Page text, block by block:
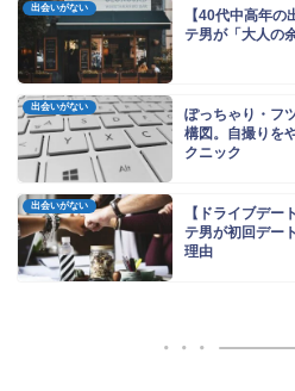
出会いがない
【40代中高年
テ男が「大人の
出会いがない
ぽっちゃり・フ
構図。自撮りを
クニック
出会いがない
【ドライブデー
テ男が初回デー
理由